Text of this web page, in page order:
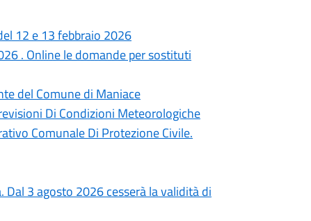
12 e 13 febbraio 2026
. Online le domande per sostituti
del Comune di Maniace
Di Condizioni Meteorologiche
Comunale Di Protezione Civile.
Dal 3 agosto 2026 cesserà la validità di